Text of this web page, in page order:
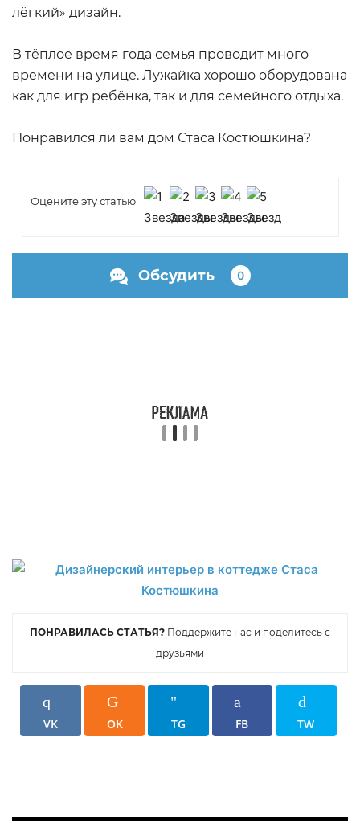
лёгкий» дизайн.
В тёплое время года семья проводит много
времени на улице. Лужайка хорошо оборудована
как для игр ребёнка, так и для семейного отдыха.
Понравился ли вам дом Стаса Костюшкина?
Оцените эту статью
Обсудить 0
ПОНРАВИЛАСЬ СТАТЬЯ? Поддержите нас и поделитесь с
друзьями
VK OK TG FB TW